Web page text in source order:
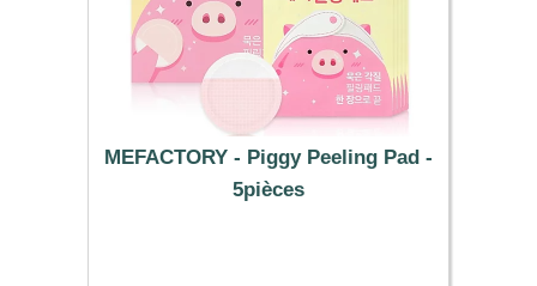
MEFACTORY - Piggy Peeling Pad -
5pièces